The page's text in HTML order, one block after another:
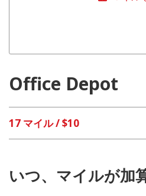
Office Depot
17 マイル / $10
いつ、マイルが加